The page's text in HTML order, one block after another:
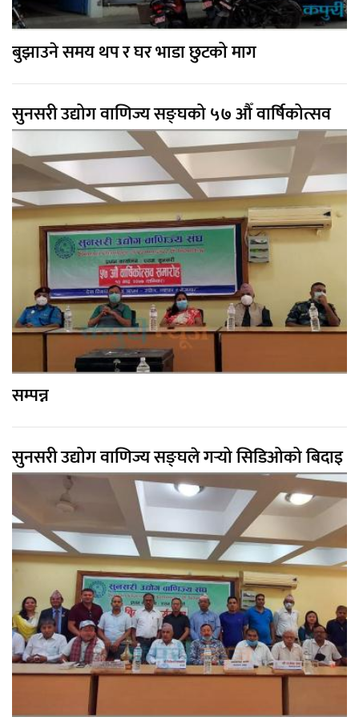
बुझाउने समय थप र घर भाडा छुटको माग
सुनसरी उद्योग वाणिज्य सङ्घको ५७ औँ वार्षिकोत्सव
सम्पन्न
सुनसरी उद्योग वाणिज्य सङ्घले गर्‍यो सिडिओको बिदाइ